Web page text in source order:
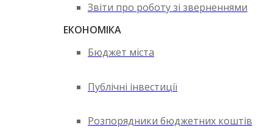
Звіти про роботу зі зверненнями
ЕКОНОМІКА
Бюджет міста
Публічні інвестиції
Розпорядники бюджетних коштів